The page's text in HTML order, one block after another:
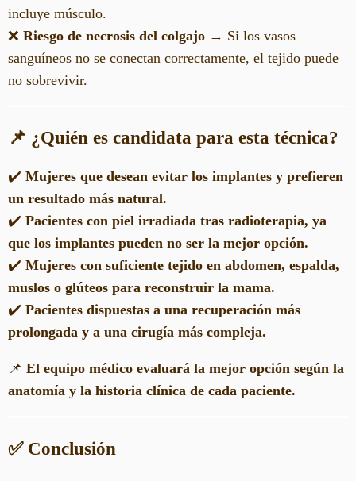
incluye músculo.
❌ Riesgo de necrosis del colgajo → Si los vasos
sanguíneos no se conectan correctamente, el tejido puede
no sobrevivir.
📌 ¿Quién es candidata para esta técnica?
✔️ Mujeres que desean evitar los implantes y prefieren
un resultado más natural.
✔️ Pacientes con piel irradiada tras radioterapia, ya
que los implantes pueden no ser la mejor opción.
✔️ Mujeres con suficiente tejido en abdomen, espalda,
muslos o glúteos para reconstruir la mama.
✔️ Pacientes dispuestas a una recuperación más
prolongada y a una cirugía más compleja.
📌 El equipo médico evaluará la mejor opción según la
anatomía y la historia clínica de cada paciente.
✅ Conclusión